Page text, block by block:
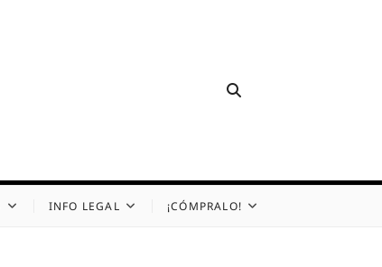
INFO LEGAL ¡CÓMPRALO!